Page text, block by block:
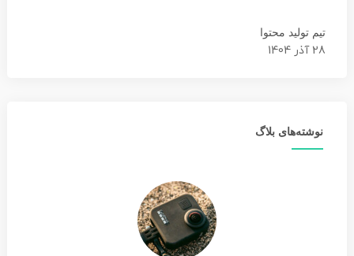
تیم تولید محتوا
28 آذر 1404
نوشته‌های بلاگ